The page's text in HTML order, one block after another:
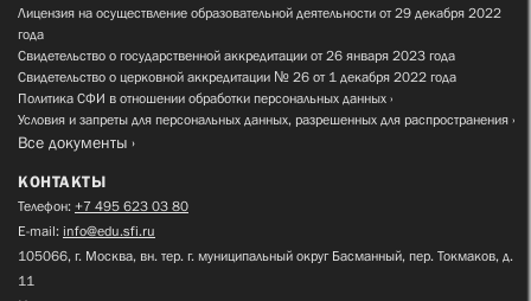
Лицензия на осуществление образовательной деятельности от 29 декабря 2022
года
Свидетельство о государственной аккредитации от 26 января 2023 года
Свидетельство о церковной аккредитации № 26 от 1 декабря 2022 года
Политика СФИ в отношении обработки персональных данных
Условия и запреты для персональных данных, разрешенных для распространения
Все документы
КОНТАКТЫ
Телефон: +7 495 623 03 80
E-mail: info@edu.sfi.ru
105066, г. Москва, вн. тер. г. муниципальный округ Басманный, пер. Токмаков, д.
11